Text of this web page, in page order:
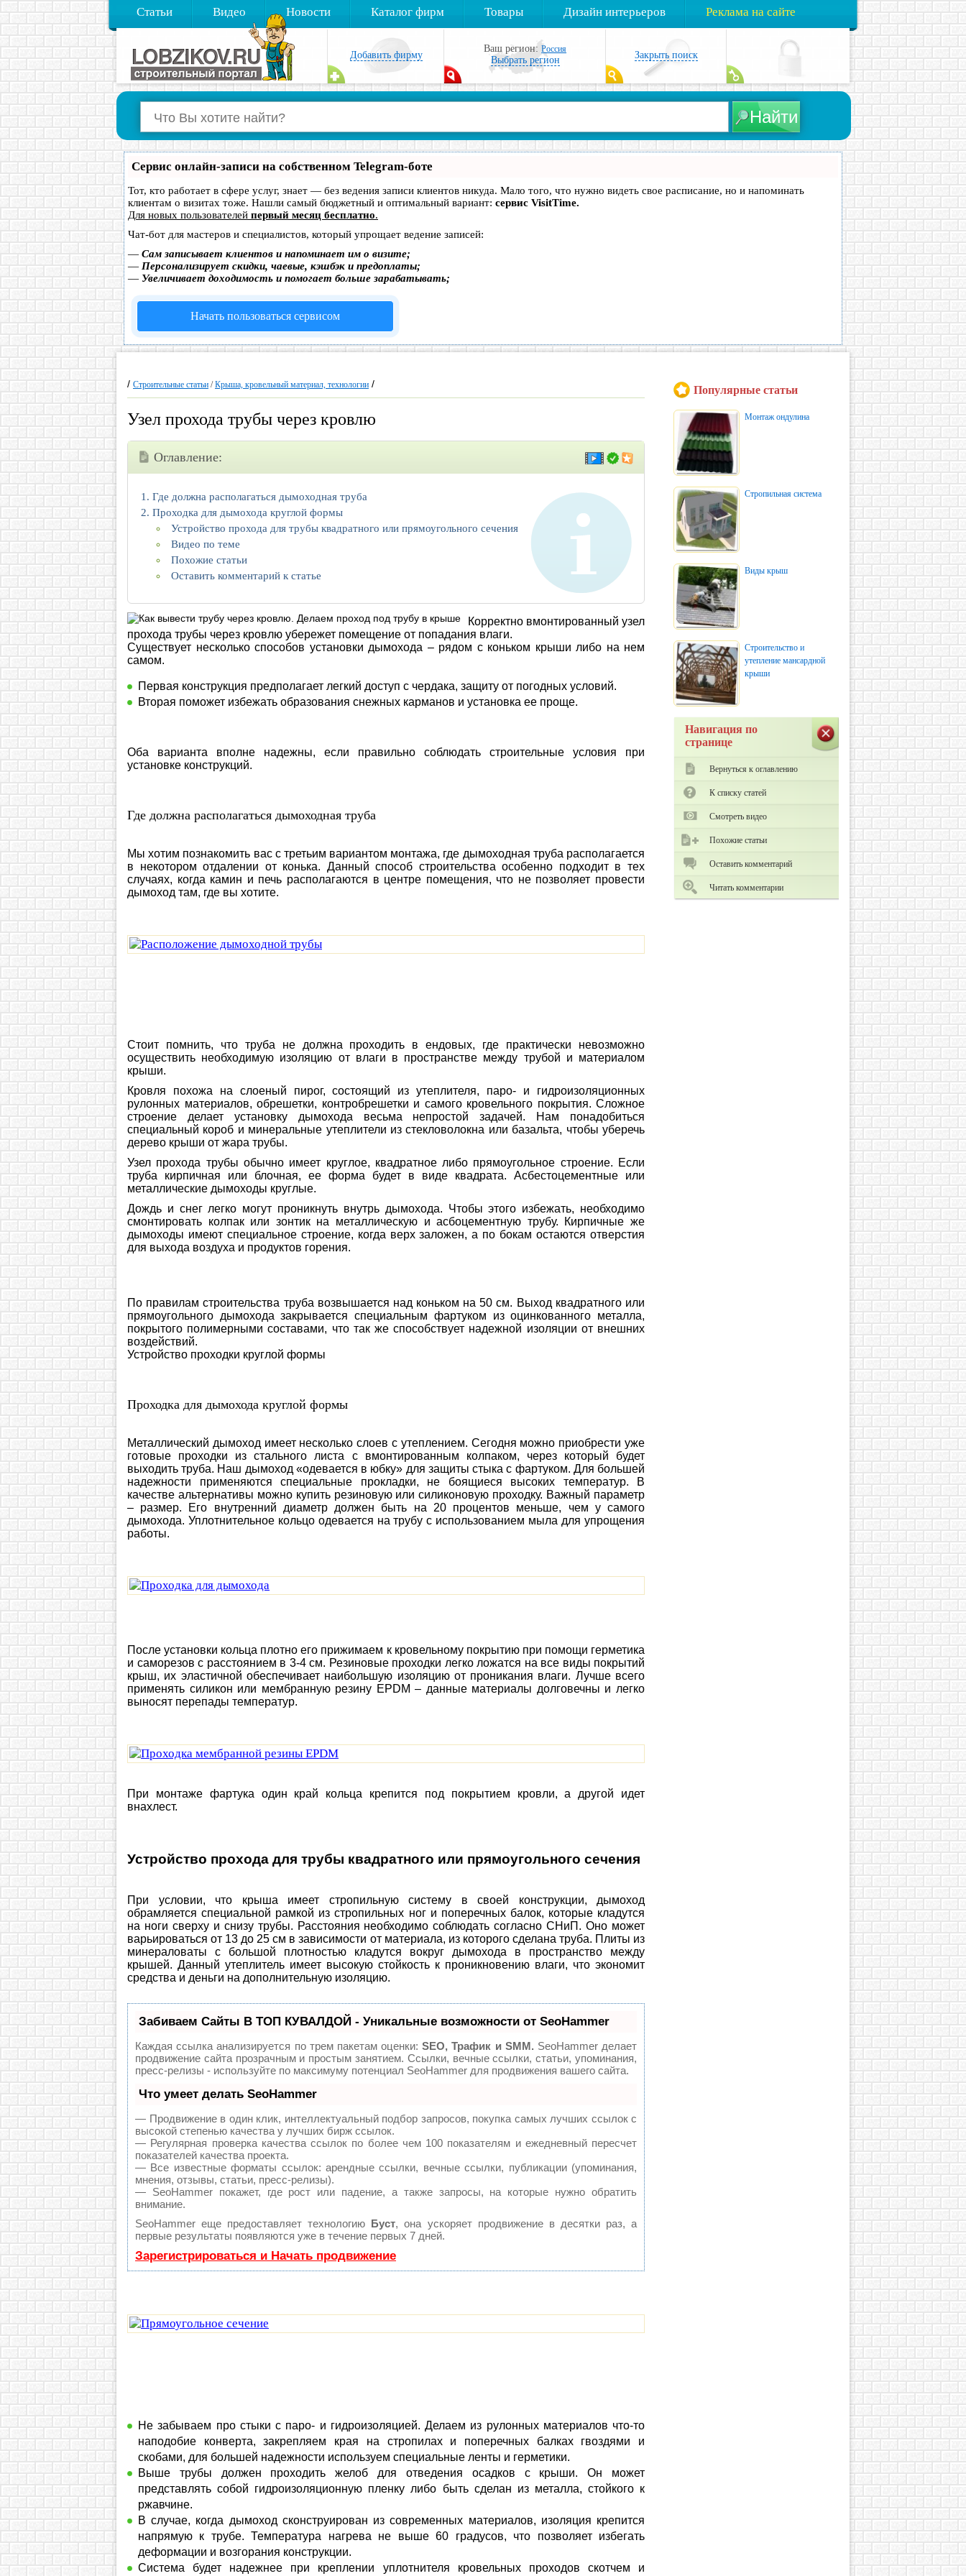
Статьи Видео Новости Каталог фирм Товары Дизайн интерьеров Реклама на сайте
Закрыть поиск
Ваш регион: Россия
Выбрать регион
Добавить фирму
Сервис онлайн-записи на собственном Telegram-боте
Тот, кто работает в сфере услуг, знает — без ведения записи клиентов никуда. Мало того, что нужно видеть свое расписание, но и напоминать
клиентам о визитах тоже. Нашли самый бюджетный и оптимальный вариант: сервис VisitTime.
Для новых пользователей первый месяц бесплатно.
Чат-бот для мастеров и специалистов, который упрощает ведение записей:
— Сам записывает клиентов и напоминает им о визите;
— Персонализирует скидки, чаевые, кэшбэк и предоплаты;
— Увеличивает доходимость и помогает больше зарабатывать;
Начать пользоваться сервисом
/ Строительные статьи /Крыша, кровельный материал, технологии /
Узел прохода трубы через кровлю
Оглавление:
Где должна располагаться дымоходная труба
Проходка для дымохода круглой формы
Устройство прохода для трубы квадратного или прямоугольного сечения
Видео по теме
Похожие статьи
Оставить комментарий к статье
Корректно вмонтированный узел
прохода трубы через кровлю убережет помещение от попадания влаги.
Существует несколько способов установки дымохода – рядом с коньком крыши либо на нем
самом.
Первая конструкция предполагает легкий доступ с чердака, защиту от погодных условий.
Вторая поможет избежать образования снежных карманов и установка ее проще.
Оба варианта вполне надежны, если правильно соблюдать строительные условия при
установке конструкций.
Где должна располагаться дымоходная труба
Мы хотим познакомить вас с третьим вариантом монтажа, где дымоходная труба располагается
в некотором отдалении от конька. Данный способ строительства особенно подходит в тех
случаях, когда камин и печь располагаются в центре помещения, что не позволяет провести
дымоход там, где вы хотите.
Стоит помнить, что труба не должна проходить в ендовых, где практически невозможно
осуществить необходимую изоляцию от влаги в пространстве между трубой и материалом
крыши.
Кровля похожа на слоеный пирог, состоящий из утеплителя, паро- и гидроизоляционных
рулонных материалов, обрешетки, контробрешетки и самого кровельного покрытия. Сложное
строение делает установку дымохода весьма непростой задачей. Нам понадобиться
специальный короб и минеральные утеплители из стекловолокна или базальта, чтобы уберечь
дерево крыши от жара трубы.
Узел прохода трубы обычно имеет круглое, квадратное либо прямоугольное строение. Если
труба кирпичная или блочная, ее форма будет в виде квадрата. Асбестоцементные или
металлические дымоходы круглые.
Дождь и снег легко могут проникнуть внутрь дымохода. Чтобы этого избежать, необходимо
смонтировать колпак или зонтик на металлическую и асбоцементную трубу. Кирпичные же
дымоходы имеют специальное строение, когда верх заложен, а по бокам остаются отверстия
для выхода воздуха и продуктов горения.
По правилам строительства труба возвышается над коньком на 50 см. Выход квадратного или
прямоугольного дымохода закрывается специальным фартуком из оцинкованного металла,
покрытого полимерными составами, что так же способствует надежной изоляции от внешних
воздействий.
Устройство проходки круглой формы
Проходка для дымохода круглой формы
Металлический дымоход имеет несколько слоев с утеплением. Сегодня можно приобрести уже
готовые проходки из стального листа с вмонтированным колпаком, через который будет
выходить труба. Наш дымоход «одевается в юбку» для защиты стыка с фартуком. Для большей
надежности применяются специальные прокладки, не боящиеся высоких температур. В
качестве альтернативы можно купить резиновую или силиконовую проходку. Важный параметр
– размер. Его внутренний диаметр должен быть на 20 процентов меньше, чем у самого
дымохода. Уплотнительное кольцо одевается на трубу с использованием мыла для упрощения
работы.
После установки кольца плотно его прижимаем к кровельному покрытию при помощи герметика
и саморезов с расстоянием в 3-4 см. Резиновые проходки легко ложатся на все виды покрытий
крыш, их эластичной обеспечивает наибольшую изоляцию от проникания влаги. Лучше всего
применять силикон или мембранную резину EPDM – данные материалы долговечны и легко
выносят перепады температур.
При монтаже фартука один край кольца крепится под покрытием кровли, а другой идет
внахлест.
Устройство прохода для трубы квадратного или прямоугольного сечения
При условии, что крыша имеет стропильную систему в своей конструкции, дымоход
обрамляется специальной рамкой из стропильных ног и поперечных балок, которые кладутся
на ноги сверху и снизу трубы. Расстояния необходимо соблюдать согласно СНиП. Оно может
варьироваться от 13 до 25 см в зависимости от материала, из которого сделана труба. Плиты из
минераловаты с большой плотностью кладутся вокруг дымохода в пространство между
крышей. Данный утеплитель имеет высокую стойкость к проникновению влаги, что экономит
средства и деньги на дополнительную изоляцию.
Забиваем Сайты В ТОП КУВАЛДОЙ - Уникальные возможности от SeoHammer
Каждая ссылка анализируется по трем пакетам оценки:SEO, Трафик и SMM. SeoHammer делает
продвижение сайта прозрачным и простым занятием. Ссылки, вечные ссылки, статьи, упоминания,
пресс-релизы - используйте по максимуму потенциал SeoHammer для продвижения вашего сайта.
Что умеет делать SeoHammer
— Продвижение в один клик, интеллектуальный подбор запросов, покупка самых лучших ссылок с
высокой степенью качества у лучших бирж ссылок.
— Регулярная проверка качества ссылок по более чем 100 показателям и ежедневный пересчет
показателей качества проекта.
— Все известные форматы ссылок: арендные ссылки, вечные ссылки, публикации (упоминания,
мнения, отзывы, статьи, пресс-релизы).
— SeoHammer покажет, где рост или падение, а также запросы, на которые нужно обратить
внимание.
SeoHammer еще предоставляет технологию Буст, она ускоряет продвижение в десятки раз, а
первые результаты появляются уже в течение первых 7 дней.
Зарегистрироваться и Начать продвижение
Не забываем про стыки с паро- и гидроизоляцией. Делаем из рулонных материалов что-то
наподобие конверта, закрепляем края на стропилах и поперечных балках гвоздями и
скобами, для большей надежности используем специальные ленты и герметики.
Выше трубы должен проходить желоб для отведения осадков с крыши. Он может
представлять собой гидроизоляционную пленку либо быть сделан из металла, стойкого к
ржавчине.
В случае, когда дымоход сконструирован из современных материалов, изоляция крепится
напрямую к трубе. Температура нагрева не выше 60 градусов, что позволяет избегать
деформации и возгорания конструкции.
Система будет надежнее при креплении уплотнителя кровельных проходов скотчем и
Популярные статьи
Монтаж ондулина
Стропильная система
Виды крыш
Строительство и
утепление мансардной
крыши
Навигация по
странице
1
Вернуться к оглавлению
К списку статей
Смотреть видео
Похожие статьи
Оставить комментарий
Читать комментарии